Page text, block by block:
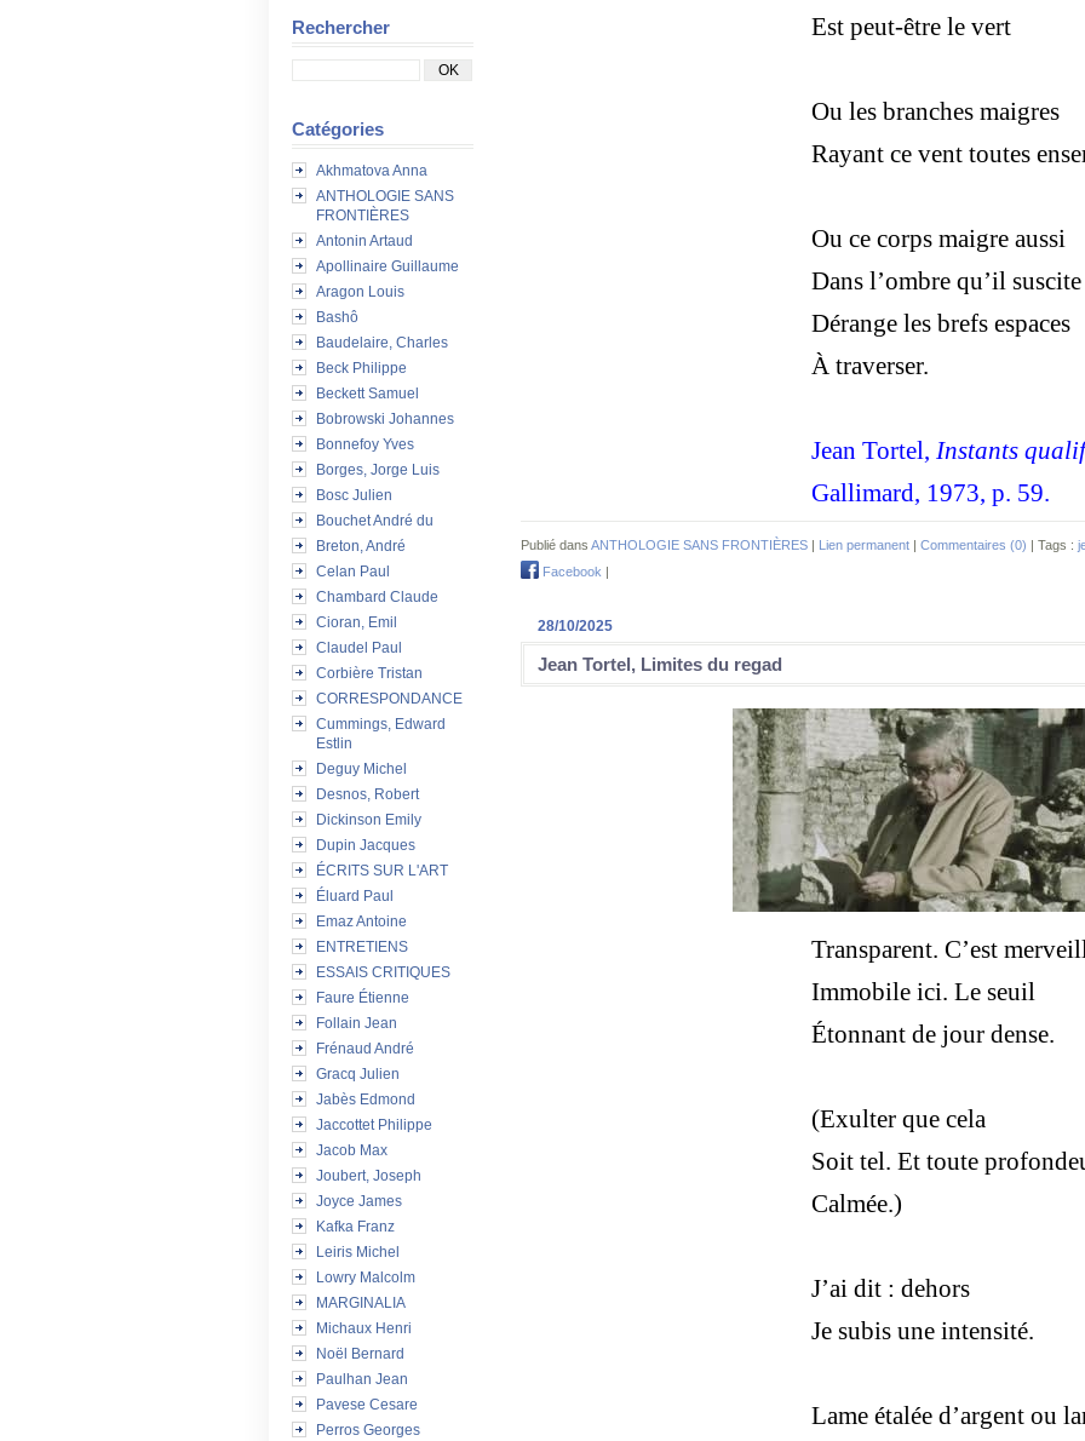
Rechercher
Catégories
Akhmatova Anna
ANTHOLOGIE SANS
FRONTIÈRES
Antonin Artaud
Apollinaire Guillaume
Aragon Louis
Bashô
Baudelaire, Charles
Beck Philippe
Beckett Samuel
Bobrowski Johannes
Bonnefoy Yves
Borges, Jorge Luis
Bosc Julien
Bouchet André du
Breton, André
Celan Paul
Chambard Claude
Cioran, Emil
Claudel Paul
Corbière Tristan
CORRESPONDANCE
Cummings, Edward
Estlin
Deguy Michel
Desnos, Robert
Dickinson Emily
Dupin Jacques
ÉCRITS SUR L'ART
Éluard Paul
Emaz Antoine
ENTRETIENS
ESSAIS CRITIQUES
Faure Étienne
Follain Jean
Frénaud André
Gracq Julien
Jabès Edmond
Jaccottet Philippe
Jacob Max
Joubert, Joseph
Joyce James
Kafka Franz
Leiris Michel
Lowry Malcolm
MARGINALIA
Michaux Henri
Noël Bernard
Paulhan Jean
Pavese Cesare
Perros Georges
Est peut-être le vert
Ou les branches maigres
Rayant ce vent toutes
Ou ce corps maigre aussi
Dans l’ombre qu’il suscite
Dérange les brefs espaces
À traverser.
Jean Tortel, Instants
Gallimard, 1973, p. 59.
Publié dans ANTHOLOGIE SANS FRONTIÈRES | Lien permanent | Commentaires (0) | Tags :
Facebook |
28/10/2025
Jean Tortel, Limites du regad
Transparent. C’est
Immobile ici. Le seuil
Étonnant de jour dense.
(Exulter que cela
Soit tel. Et toute
Calmée.)
J’ai dit : dehors
Je subis une intensité.
Lame étalée d’argent ou